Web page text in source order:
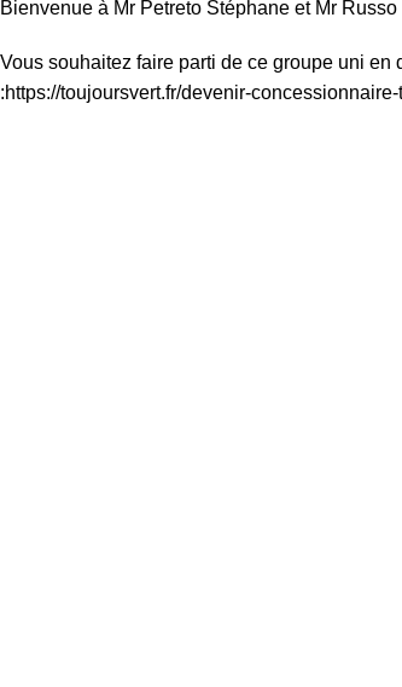
Bienvenue à Mr Petreto Stéphane et Mr
Vous souhaitez faire parti de ce groupe uni
:https://toujoursvert.fr/devenir-